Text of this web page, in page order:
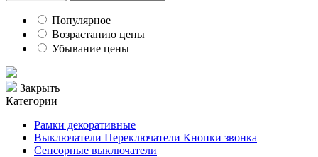
Популярное
Возрастанию цены
Убывание цены
Закрыть
Категории
Рамки декоративные
Выключатели Переключатели Кнопки звонка
Сенсорные выключатели